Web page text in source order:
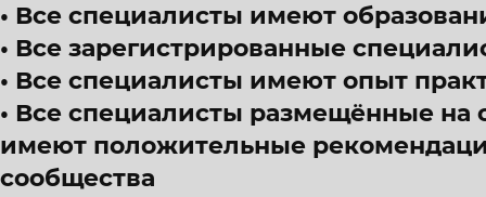
Все специалисты имеют
Все зарегистрированные
Все специалисты имеют опыт
Все специалисты размещённые на
имеют положительные
сообщества